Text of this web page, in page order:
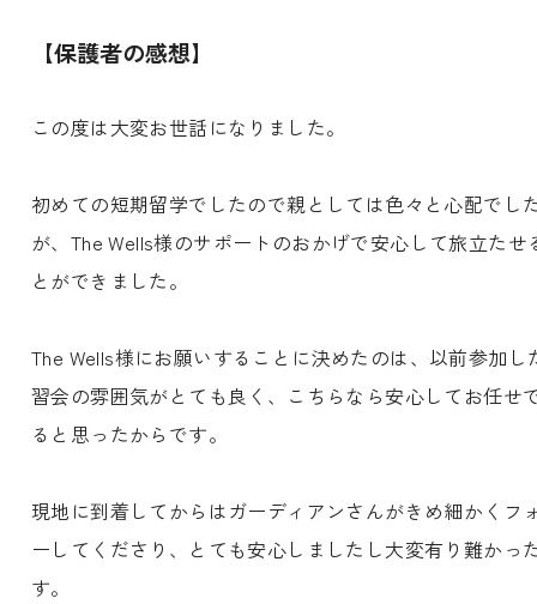
【保護者の感想】
この度は大変お世話になりました。
初めての短期留学でしたので親としては色々と心配でし
が、The Wells様のサポートのおかげで安心して旅立たせ
とができました。
The Wells様にお願いすることに決めたのは、以前参加し
習会の雰囲気がとても良く、こちらなら安心してお任せ
ると思ったからです。
現地に到着してからはガーディアンさんがきめ細かくフ
ーしてくださり、とても安心しましたし大変有り難かっ
す。